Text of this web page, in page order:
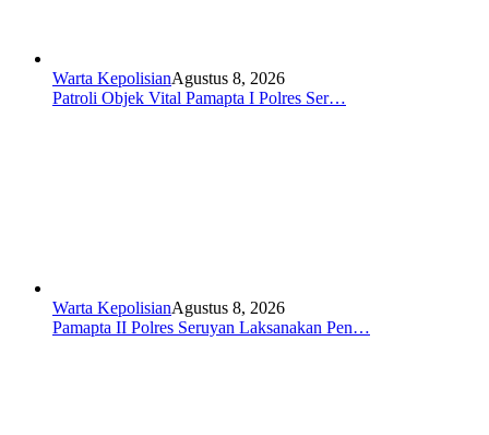
Warta KepolisianAgustus 8, 2026
Patroli Objek Vital Pamapta I Polres Ser…
Warta KepolisianAgustus 8, 2026
Pamapta II Polres Seruyan Laksanakan Pen…